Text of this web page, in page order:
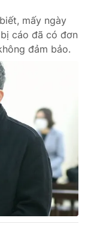
mấy ngày
cáo đã có đơn
đảm bảo.